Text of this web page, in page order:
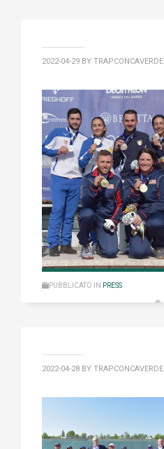
2022-04-29 BY TRAPCONCAVERDE
PUBBLICATO IN PRESS
2022-04-28 BY TRAPCONCAVERDE